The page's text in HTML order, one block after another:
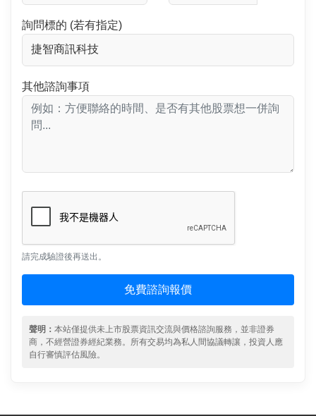
詢問標的 (若有指定)
其他諮詢事項
請完成驗證後再送出。
免費諮詢報價
聲明： 本站僅提供未上市股票資訊交流與價格諮詢服務，並非證券
商，不經營證券經紀業務。所有交易均為私人間協議轉讓，投資人應
自行審慎評估風險。